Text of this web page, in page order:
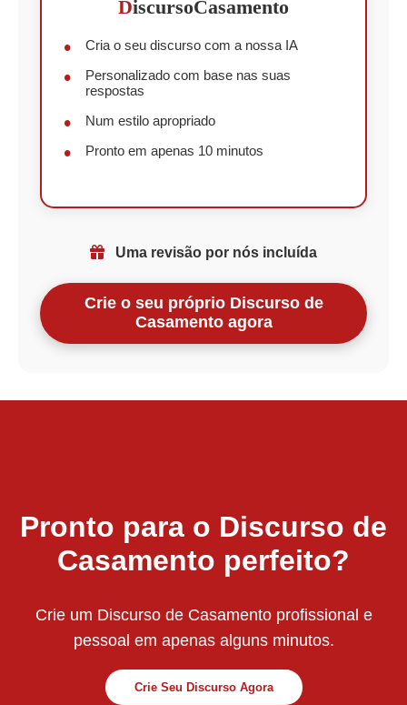
DiscursoCasamento
Cria o seu discurso com a nossa IA
Personalizado com base nas suas
respostas
Num estilo apropriado
Pronto em apenas 10 minutos
Uma revisão por nós incluída
Crie o seu próprio Discurso de
Casamento agora
Pronto para o Discurso de
Casamento perfeito?
Crie um Discurso de Casamento profissional e
pessoal em apenas alguns minutos.
Crie Seu Discurso Agora